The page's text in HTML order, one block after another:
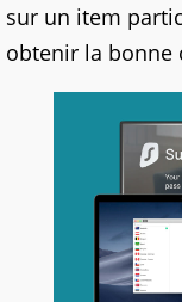
sur un item
obtenir la bonne